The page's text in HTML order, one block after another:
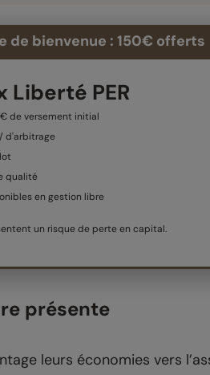
de bienvenue : 150€ offerts
Liberté PER
de versement initial
d'arbitrage
qualité
en gestion libre
un risque de perte en capital.
présente
leurs économies vers